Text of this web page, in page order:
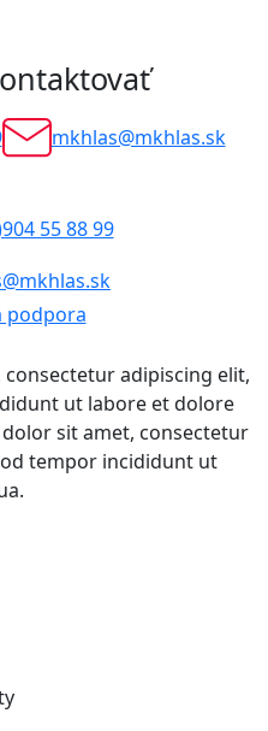
mkhlas@mkhlas.sk
55 88 99
podpora
adipiscing elit,
ut labore et dolore
sit amet, consectetur
tempor incididunt ut